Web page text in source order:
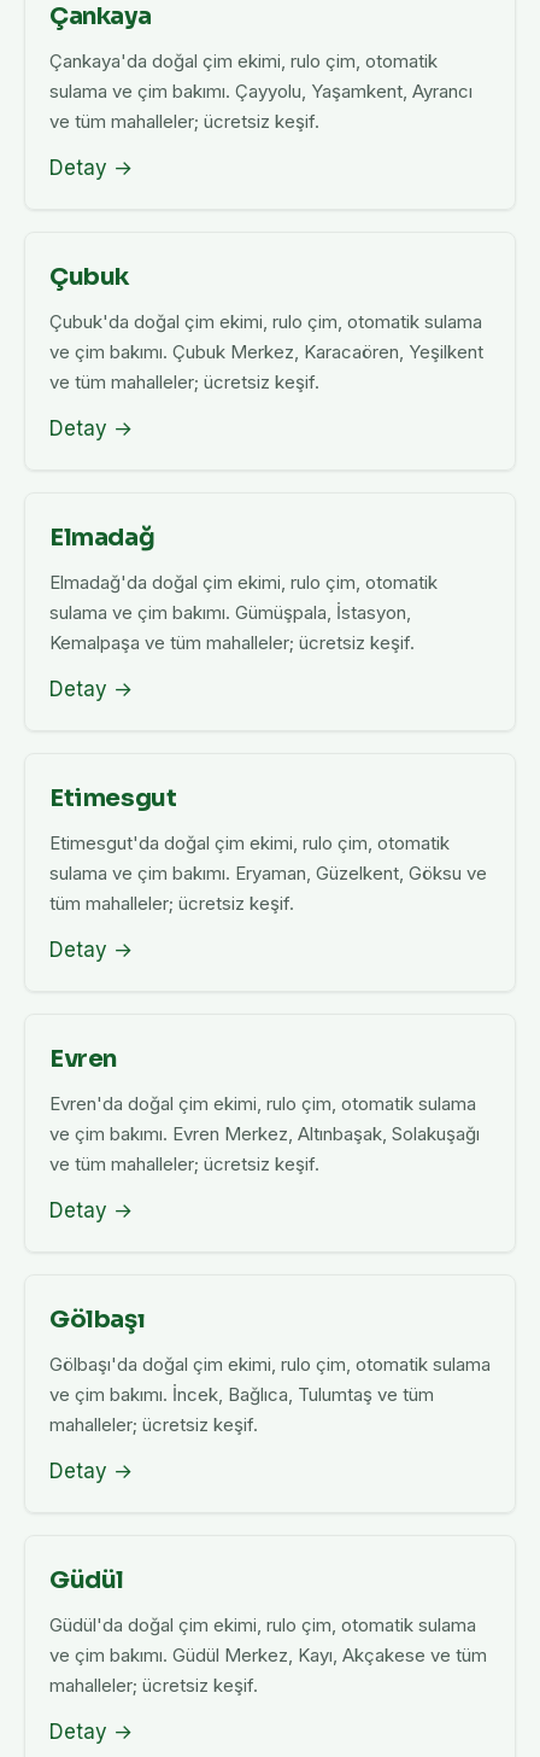
Çankaya
Çankaya'da doğal çim ekimi, rulo çim, otomatik
sulama ve çim bakımı. Çayyolu, Yaşamkent, Ayrancı
ve tüm mahalleler; ücretsiz keşif.
Detay →
Çubuk
Çubuk'da doğal çim ekimi, rulo çim, otomatik sulama
ve çim bakımı. Çubuk Merkez, Karacaören, Yeşilkent
ve tüm mahalleler; ücretsiz keşif.
Detay →
Elmadağ
Elmadağ'da doğal çim ekimi, rulo çim, otomatik
sulama ve çim bakımı. Gümüşpala, İstasyon,
Kemalpaşa ve tüm mahalleler; ücretsiz keşif.
Detay →
Etimesgut
Etimesgut'da doğal çim ekimi, rulo çim, otomatik
sulama ve çim bakımı. Eryaman, Güzelkent, Göksu ve
tüm mahalleler; ücretsiz keşif.
Detay →
Evren
Evren'da doğal çim ekimi, rulo çim, otomatik sulama
ve çim bakımı. Evren Merkez, Altınbaşak, Solakuşağı
ve tüm mahalleler; ücretsiz keşif.
Detay →
Gölbaşı
Gölbaşı'da doğal çim ekimi, rulo çim, otomatik sulama
ve çim bakımı. İncek, Bağlıca, Tulumtaş ve tüm
mahalleler; ücretsiz keşif.
Detay →
Güdül
Güdül'da doğal çim ekimi, rulo çim, otomatik sulama
ve çim bakımı. Güdül Merkez, Kayı, Akçakese ve tüm
mahalleler; ücretsiz keşif.
Detay →